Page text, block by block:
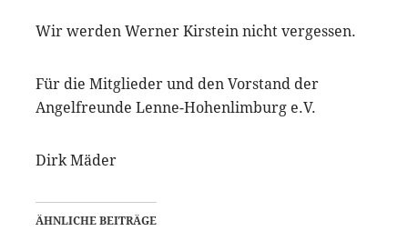
Wir werden Werner Kirstein nicht vergessen.
Für die Mitglieder und den Vorstand der
Angelfreunde Lenne-Hohenlimburg e.V.
Dirk Mäder
ÄHNLICHE BEITRÄGE